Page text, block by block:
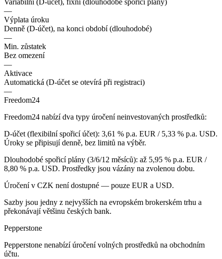
Variabilní (D-účet), fixní (dlouhodobé spořicí plány)
—
Výplata úroku
Denně (D-účet), na konci období (dlouhodobé)
—
Min. zůstatek
Bez omezení
—
Aktivace
Automatická (D-účet se otevírá při registraci)
—
Freedom24
Freedom24 nabízí dva typy úročení neinvestovaných prostředků:
D-účet (flexibilní spořicí účet): 3,61 % p.a. EUR / 5,33 % p.a. USD.
Úroky se připisují denně, bez limitů na výběr.
Dlouhodobé spořicí plány (3/6/12 měsíců): až 5,95 % p.a. EUR /
8,80 % p.a. USD. Prostředky jsou vázány na zvolenou dobu.
Úročení v CZK není dostupné — pouze EUR a USD.
Sazby jsou jedny z nejvyšších na evropském brokerském trhu a
překonávají většinu českých bank.
Pepperstone
Pepperstone nenabízí úročení volných prostředků na obchodním
účtu.